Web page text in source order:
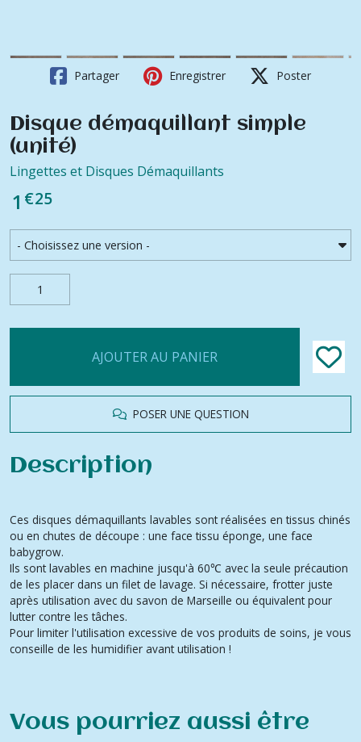
Partager Enregistrer Poster
Disque démaquillant simple
(unité)
Lingettes et Disques Démaquillants
1 €25
AJOUTER AU PANIER
POSER UNE QUESTION
Description
Ces disques démaquillants lavables sont réalisées en tissus chinés
ou en chutes de découpe : une face tissu éponge, une face
babygrow.
Ils sont lavables en machine jusqu'à 60℃ avec la seule précaution
de les placer dans un filet de lavage. Si nécessaire, frotter juste
après utilisation avec du savon de Marseille ou équivalent pour
lutter contre les tâches.
Pour limiter l'utilisation excessive de vos produits de soins, je vous
conseille de les humidifier avant utilisation !
Vous pourriez aussi être